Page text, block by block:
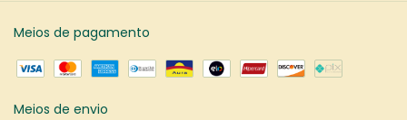
Meios de pagamento
Meios de envio